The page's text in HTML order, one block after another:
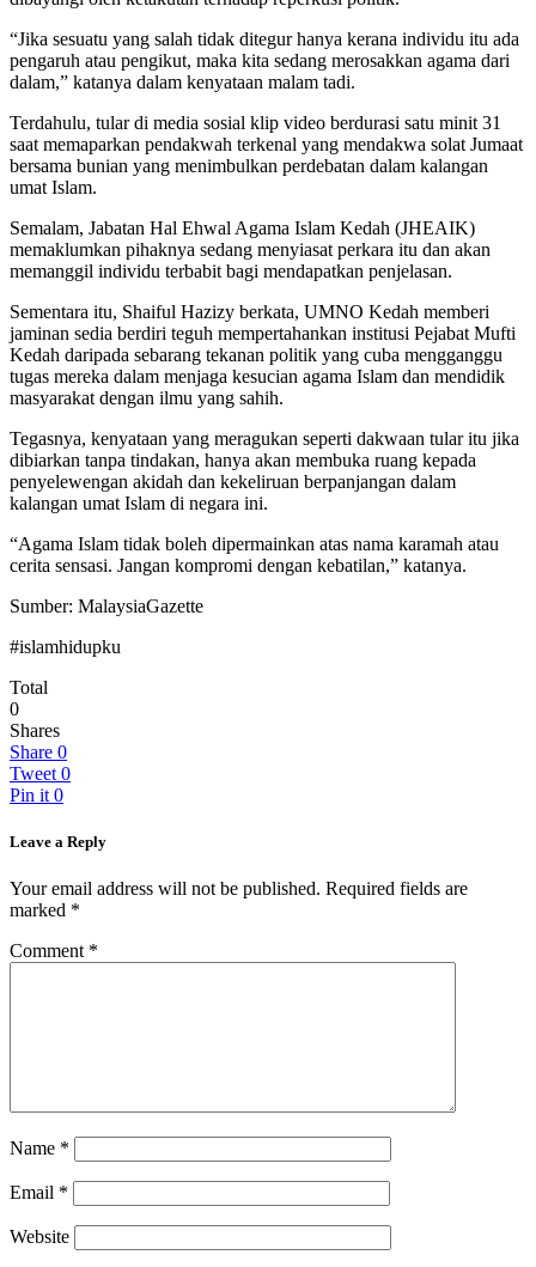
“Jika sesuatu yang salah tidak ditegur hanya kerana individu itu ada
pengaruh atau pengikut, maka kita sedang merosakkan agama dari
dalam,” katanya dalam kenyataan malam tadi.
Terdahulu, tular di media sosial klip video berdurasi satu minit 31
saat memaparkan pendakwah terkenal yang mendakwa solat Jumaat
bersama bunian yang menimbulkan perdebatan dalam kalangan
umat Islam.
Semalam, Jabatan Hal Ehwal Agama Islam Kedah (JHEAIK)
memaklumkan pihaknya sedang menyiasat perkara itu dan akan
memanggil individu terbabit bagi mendapatkan penjelasan.
Sementara itu, Shaiful Hazizy berkata, UMNO Kedah memberi
jaminan sedia berdiri teguh mempertahankan institusi Pejabat Mufti
Kedah daripada sebarang tekanan politik yang cuba mengganggu
tugas mereka dalam menjaga kesucian agama Islam dan mendidik
masyarakat dengan ilmu yang sahih.
Tegasnya, kenyataan yang meragukan seperti dakwaan tular itu jika
dibiarkan tanpa tindakan, hanya akan membuka ruang kepada
penyelewengan akidah dan kekeliruan berpanjangan dalam
kalangan umat Islam di negara ini.
“Agama Islam tidak boleh dipermainkan atas nama karamah atau
cerita sensasi. Jangan kompromi dengan kebatilan,” katanya.
Sumber: MalaysiaGazette
#islamhidupku
Total
0
Shares
Share 0
Tweet 0
Pin it 0
Leave a Reply
Your email address will not be published. Required fields are
marked *
Comment *
Name *
Email *
Website